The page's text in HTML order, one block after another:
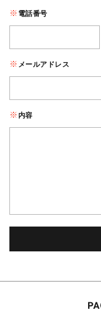
電話番号
メールアドレス
内容